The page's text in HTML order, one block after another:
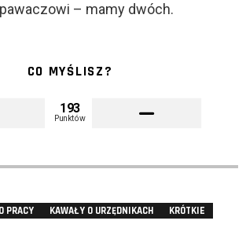
– mamy dwóch.
CO MYŚLISZ?
193
Punktów
PRACY KAWAŁY O URZĘDNIKACH KRÓTKIE